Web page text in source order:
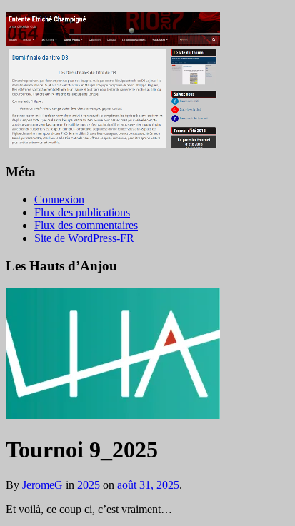
Méta
Connexion
Flux des publications
Flux des commentaires
Site de WordPress-FR
Les Hauts d’Anjou
Tournoi 9_2025
By JeromeG in 2025 on août 31, 2025.
Et voilà, ce coup ci, c’est vraiment…